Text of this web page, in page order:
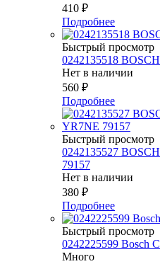
410 ₽
Подробнее
Быстрый просмотр
0242135518
Нет в наличии
560 ₽
Подробнее
Быстрый просмотр
0242135527
79157
Нет в наличии
380 ₽
Подробнее
Быстрый просмотр
0242225599 Bosch
Много